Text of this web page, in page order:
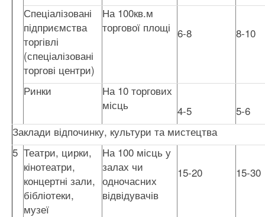
Спеціалізовані
підприємства
торгівлі
(спеціалізовані
торгові центри)
На 100кв.м
торгової площі 6-8 8-10
Ринки
На 10 торгових
місць
4-5
5-6
Заклади відпочинку, культури та мистецтва
5 Театри, цирки,
кінотеатри,
концертні зали,
бібліотеки,
музеї
На 100 місць у
залах чи
одночасних
відвідувачів
15-20 15-30